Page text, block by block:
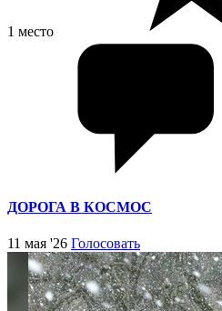
1 место
ДОРОГА В КОСМОС
11 мая '26 Голосовать